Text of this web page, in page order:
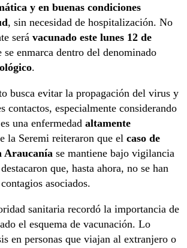
y en buenas condiciones
, sin necesidad de hospitalización. No
será vacunado este lunes 12 de
se enmarca dentro del denominado
.
busca evitar la propagación del virus y
contactos, especialmente considerando
una enfermedad altamente
la Seremi reiteraron que el caso de
Araucanía se mantiene bajo vigilancia
que, hasta ahora, no se han
asociados.
sanitaria recordó la importancia de
el esquema de vacunación. Lo
en personas que viajan al extranjero o